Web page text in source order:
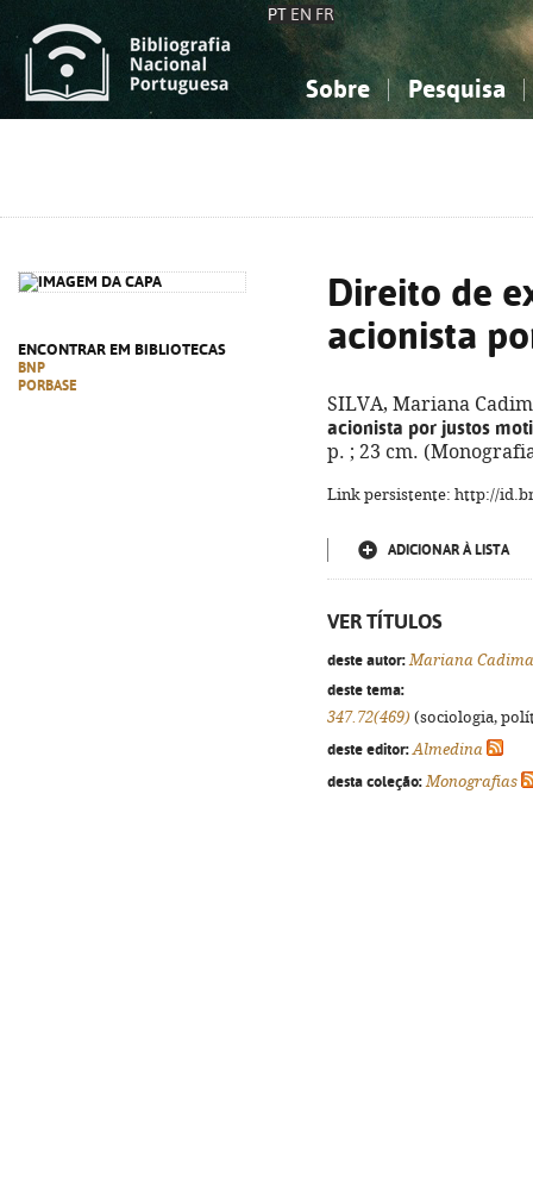
PT EN FR
Sobre Pesquisa
ENCONTRAR EM BIBLIOTECAS
BNP
PORBASE
Direito de
acionista
SILVA, Mariana
acionista por justos
p. ; 23 cm.
Link persistente: http://
ADICIONAR À LISTA
VER TÍTULOS
deste autor: Mariana
deste tema:
347.72(469) (sociologia,
deste editor: Almedina
desta coleção: Monografias